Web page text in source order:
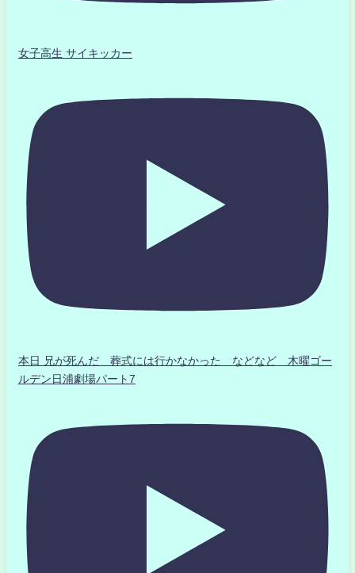
女子高生 サイキッカー
本日 兄が死んだ 葬式には行かなかった などなど 木曜ゴー
ルデン日浦劇場パート7